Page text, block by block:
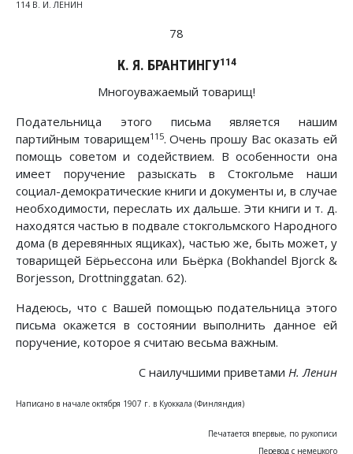
114 В. И. ЛЕНИН
78
К. Я. БРАНТИНГУ114
Многоуважаемый товарищ!
Подательница этого письма является нашим
партийным товарищем115. Очень прошу Вас оказать ей
помощь советом и содействием. В особенности она
имеет поручение разыскать в Стокгольме наши
социал-демократические книги и документы и, в случае
необходимости, переслать их дальше. Эти книги и т. д.
находятся частью в подвале стокгольмского Народного
дома (в деревянных ящиках), частью же, быть может, у
товарищей Бёрьессона или Бьёрка (Bokhandel Bjorck &
Borjesson, Drottninggatan. 62).
Надеюсь, что с Вашей помощью подательница этого
письма окажется в состоянии выполнить данное ей
поручение, которое я считаю весьма важным.
С наилучшими приветами Н. Ленин
Написано в начале октября 1907 г. в Куоккала (Финляндия)
Печатается впервые, по рукописи
Перевод с немецкого